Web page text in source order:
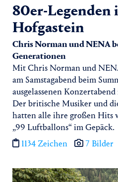
80er-Legenden
Hofgastein
Chris Norman und NENA
Generationen
Mit Chris Norman und
am Samstagabend beim
ausgelassenen
Der britische Musiker und
hatten alle ihre großen Hits
„99 Luftballons“ im Gepäck.
1134 Zeichen
7 Bilder